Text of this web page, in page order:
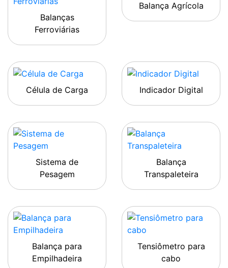
Balanças
Ferroviárias
Balança Agrícola
Célula de Carga Indicador Digital
Sistema de
Pesagem
Balança
Transpaleteira
Balança para
Empilhadeira
Tensiômetro para
cabo